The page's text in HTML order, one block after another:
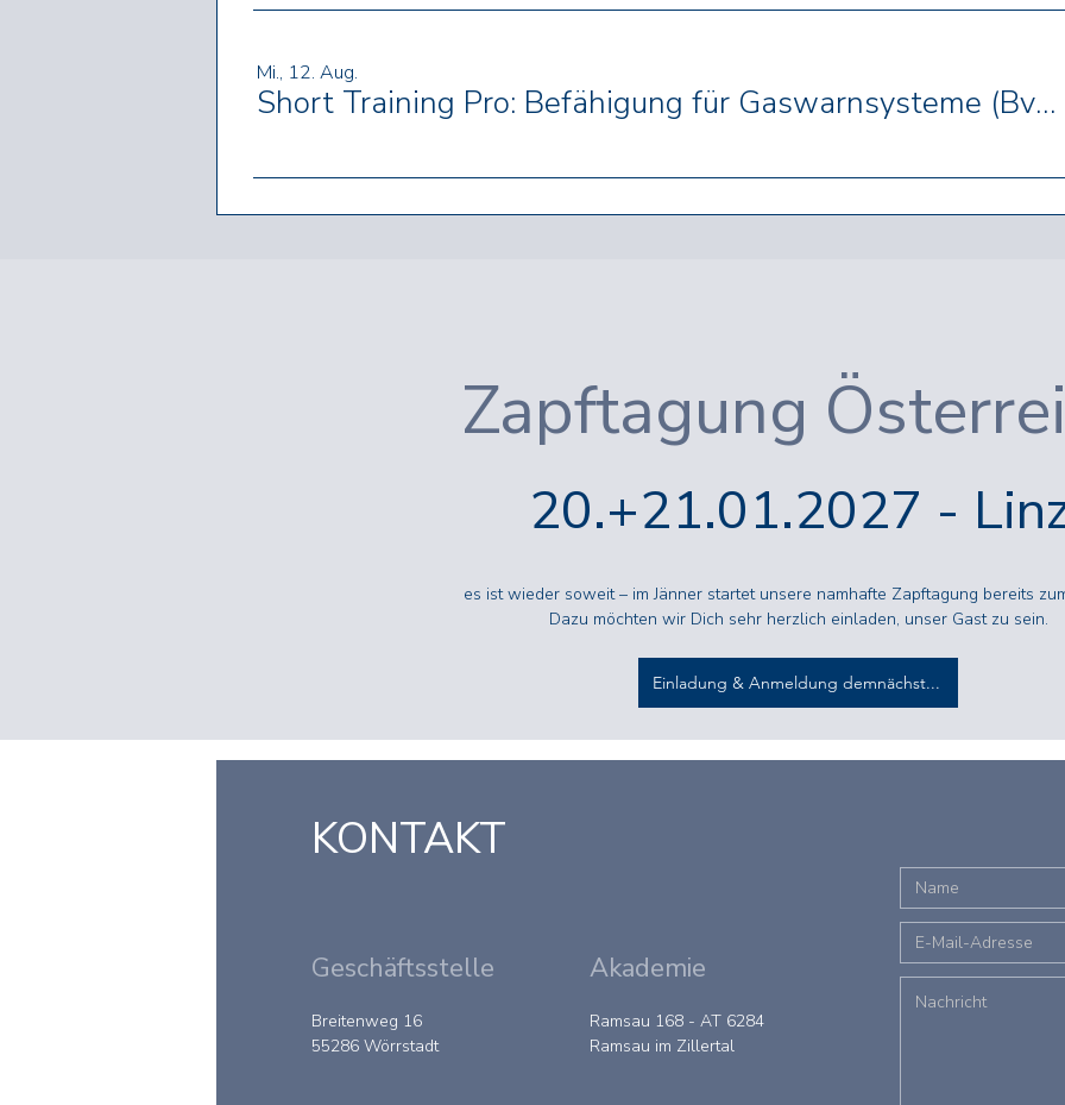
Mi., 12. Aug.
Short Training Pro: Befähigung für Gaswarnsysteme (BvSG Zertifiziert)
Zapftagung
20.+21.01.2027 -
es ist wieder soweit – im Jänner startet unsere namhafte Zapftagung bereits
Dazu möchten wir Dich sehr herzlich einladen, unser Gast zu sein.
Einladung & Anmeldung demnächst...
KONTAKT
Geschäftsstelle
Breitenweg 16
55286 Wörrstadt
Akademie
Ramsau 168 - AT 6284
Ramsau im Zillertal